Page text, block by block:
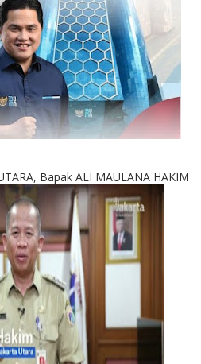
Bapak ALI MAULANA HAKIM